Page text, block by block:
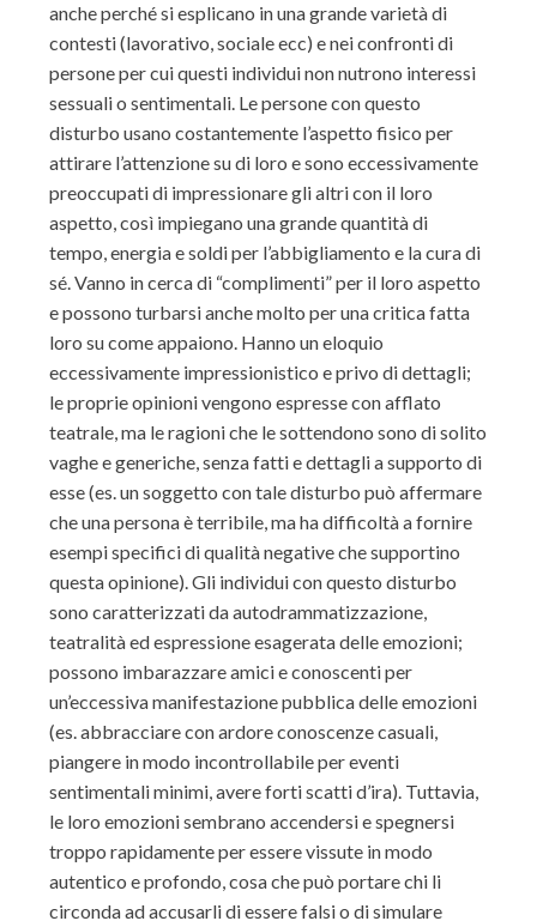
anche perché si esplicano in una grande varietà di
contesti (lavorativo, sociale ecc) e nei confronti di
persone per cui questi individui non nutrono interessi
sessuali o sentimentali. Le persone con questo
disturbo usano costantemente l’aspetto fisico per
attirare l’attenzione su di loro e sono eccessivamente
preoccupati di impressionare gli altri con il loro
aspetto, così impiegano una grande quantità di
tempo, energia e soldi per l’abbigliamento e la cura di
sé. Vanno in cerca di “complimenti” per il loro aspetto
e possono turbarsi anche molto per una critica fatta
loro su come appaiono. Hanno un eloquio
eccessivamente impressionistico e privo di dettagli;
le proprie opinioni vengono espresse con afflato
teatrale, ma le ragioni che le sottendono sono di solito
vaghe e generiche, senza fatti e dettagli a supporto di
esse (es. un soggetto con tale disturbo può affermare
che una persona è terribile, ma ha difficoltà a fornire
esempi specifici di qualità negative che supportino
questa opinione). Gli individui con questo disturbo
sono caratterizzati da autodrammatizzazione,
teatralità ed espressione esagerata delle emozioni;
possono imbarazzare amici e conoscenti per
un’eccessiva manifestazione pubblica delle emozioni
(es. abbracciare con ardore conoscenze casuali,
piangere in modo incontrollabile per eventi
sentimentali minimi, avere forti scatti d’ira). Tuttavia,
le loro emozioni sembrano accendersi e spegnersi
troppo rapidamente per essere vissute in modo
autentico e profondo, cosa che può portare chi li
circonda ad accusarli di essere falsi o di simulare